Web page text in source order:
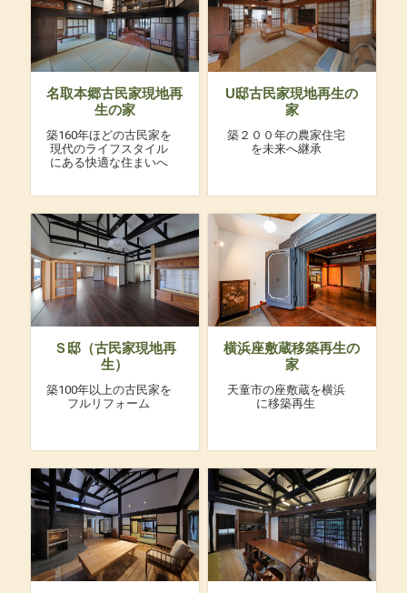
名取本郷古民家現地再
生の家
築160年ほどの古民家を
現代のライフスタイル
にある快適な住まいへ
U邸古民家現地再生の
家
築２００年の農家住宅
を未来へ継承
Ｓ邸（古民家現地再
生）
築100年以上の古民家を
フルリフォーム
横浜座敷蔵移築再生の
家
天童市の座敷蔵を横浜
に移築再生